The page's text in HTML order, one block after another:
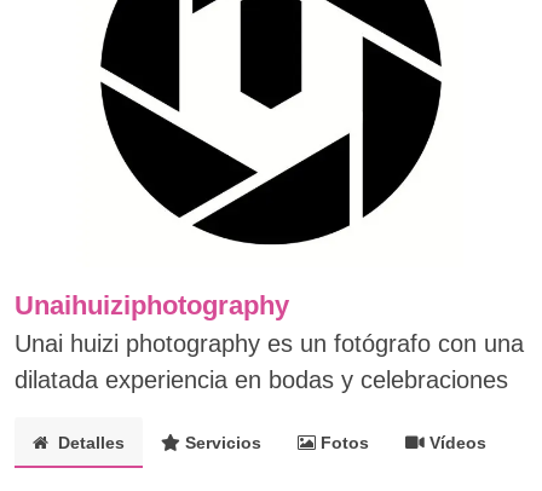
Unaihuiziphotography
Unai huizi photography es un fotógrafo con una
dilatada experiencia en bodas y celebraciones
Detalles Servicios Fotos Vídeos